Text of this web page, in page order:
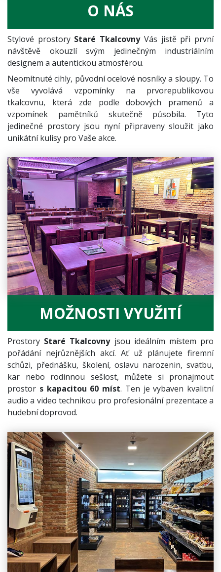
O NÁS
Stylové prostory Staré TkalcovnyVás jistě při první
návštěvě okouzlí svým jedinečným industriálním
designem a autentickou atmosférou.
Neomítnuté cihly, původní ocelové nosníky a sloupy. To
vše vyvolává vzpomínky na prvorepublikovou
tkalcovnu, která zde podle dobových pramenů a
vzpomínek pamětníků skutečně působila. Tyto
jedinečné prostory jsou nyní připraveny sloužit jako
unikátní kulisy pro Vaše akce.
MOŽNOSTI VYUŽITÍ
Prostory Staré Tkalcovnyjsou ideálním místem pro
pořádání nejrůznějších akcí. Ať už plánujete firemní
schůzi, přednášku, školení, oslavu narozenin, svatbu,
kar nebo rodinnou sešlost, můžete si pronajmout
prostor s kapacitou 60 míst. Ten je vybaven kvalitní
audio a video technikou pro profesionální prezentace a
hudební doprovod.